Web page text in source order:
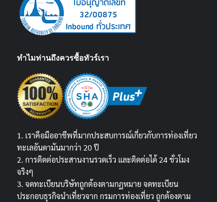
ทำไมท่านถึงควรซื้อทัวร์เรา
1. เราคือมืออาชีพที่มากประสบการณ์เกี่ยวกับการท่องเที่ยว
ทะเลอันดามันมากว่า 20 ปี
2. การติดต่อประสานงานรวดเร็ว และติดต่อได้ 24 ชั่วโมง
จริงๆ
3. จดทะเบียนบริษัทถูกต้องตามกฏหมาย จดทะเบียน
ประกอบธุรกิจนำเที่ยวจาก กรมการท่องเที่ยว ถูกต้องตาม